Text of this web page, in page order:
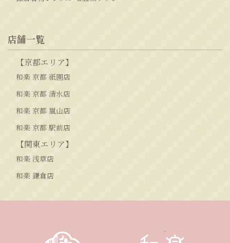
店舗一覧
【京都エリア】
和楽 京都 祇園店
和楽 京都 清水店
和楽 京都 嵐山店
和楽 京都 駅前店
【関東エリア】
和楽 浅草店
和楽 鎌倉店